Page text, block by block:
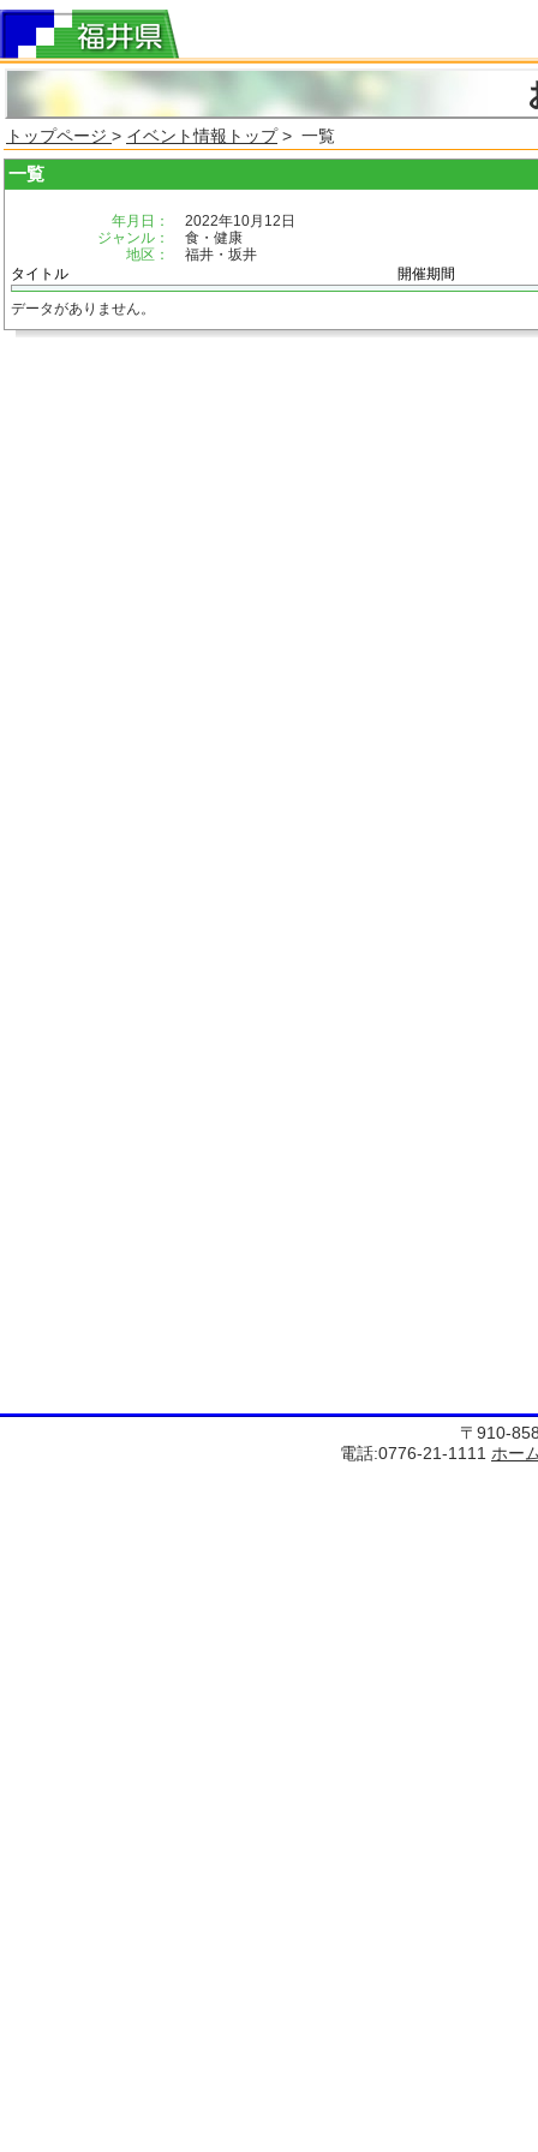
トップページ > イベント情報トップ> 一覧
一覧
年月日：
2022年10月12日
ジャンル：
食・健康
地区：
福井・坂井
タイトル
開催期間
データがありません。
〒910-
電話:0776-21-1111 ホー